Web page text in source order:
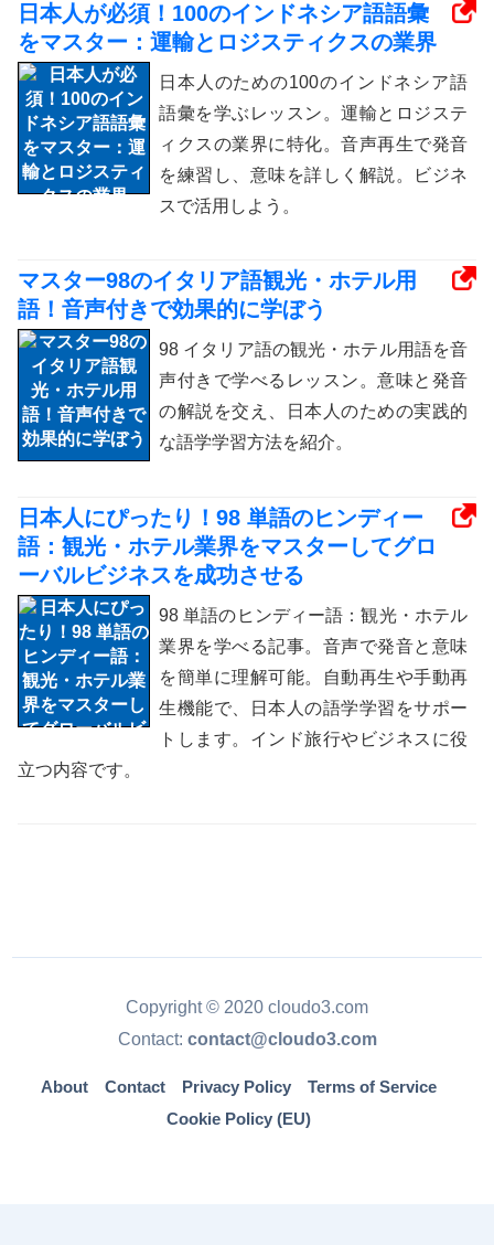
日本人が必須！100のインドネシア語語彙
をマスター：運輸とロジスティクスの業界
日本人のための100のインドネシア語
語彙を学ぶレッスン。運輸とロジステ
ィクスの業界に特化。音声再生で発音
を練習し、意味を詳しく解説。ビジネ
スで活用しよう。
マスター98のイタリア語観光・ホテル用
語！音声付きで効果的に学ぼう
98 イタリア語の観光・ホテル用語を音
声付きで学べるレッスン。意味と発音
の解説を交え、日本人のための実践的
な語学学習方法を紹介。
日本人にぴったり！98 単語のヒンディー
語：観光・ホテル業界をマスターしてグロ
ーバルビジネスを成功させる
98 単語のヒンディー語：観光・ホテル
業界を学べる記事。音声で発音と意味
を簡単に理解可能。自動再生や手動再
生機能で、日本人の語学学習をサポー
トします。インド旅行やビジネスに役
立つ内容です。
Copyright © 2020 cloudo3.com
Contact: contact@cloudo3.com
About Contact Privacy Policy
Terms of Service
Cookie Policy (EU)